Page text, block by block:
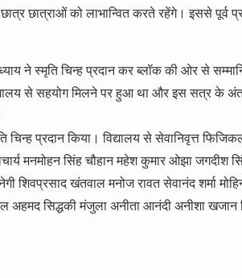
छात्र छात्राओं को लाभान्वित करते रहेंगे। इससे
ने स्मृति चिन्ह प्रदान कर ब्लॉक की ओर से
से सहयोग मिलने पर हुआ था और इस सत्र के अंत
प्रदान किया। विद्यालय से सेवानिवृत्त
मनमोहन सिंह चौहान महेश कुमार ओझा जगदीश
शिवप्रसाद खंतवाल मनोज रावत सेवानंद शर्मा
अहमद सिद्धकी मंजुला अनीता आनंदी अनीशा खजान